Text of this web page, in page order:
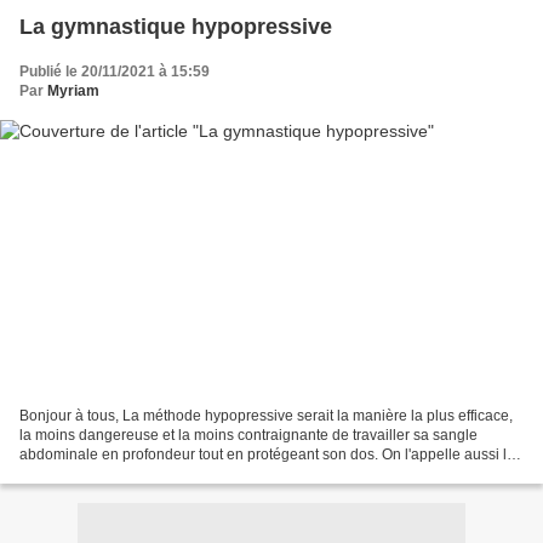
La gymnastique hypopressive
Publié le 20/11/2021 à 15:59
Par Myriam
Bonjour à tous, La méthode hypopressive serait la manière la plus efficace,
la moins dangereuse et la moins contraignante de travailler sa sangle
abdominale en profondeur tout en protégeant son dos. On l'appelle aussi le